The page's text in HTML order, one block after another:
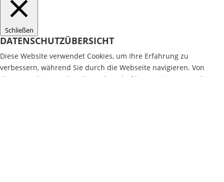
Schließen
DATENSCHUTZÜBERSICHT
Diese Website verwendet Cookies, um Ihre Erfahrung zu
verbessern, während Sie durch die Webseite navigieren. Von
diesen Cookies werden die nach Bedarf kategorisierten Cookies in